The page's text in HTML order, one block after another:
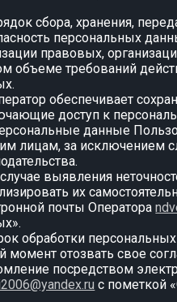
сбора, хранения,
персональных
правовых,
объеме требований
обеспечивает
доступ к
данные
лицам, за исключением
выявления
их
почты Оператора
обработки
момент отозвать свое
посредством
с пометкой